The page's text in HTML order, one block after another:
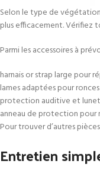
Selon le type de
plus efficacement. Vérifiez
Parmi les accessoires à
harnais or strap large pour
lames adaptées pour
protection auditive et
anneau de protection pour
Pour trouver d’autres
Entretien